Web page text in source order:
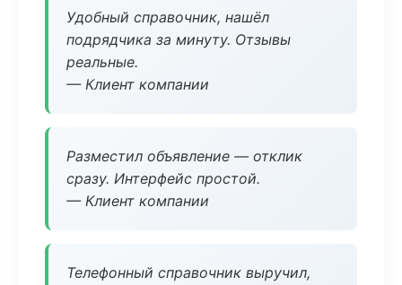
Удобный справочник, нашёл
подрядчика за минуту. Отзывы
реальные.
— Клиент компании
Разместил объявление — отклик
сразу. Интерфейс простой.
— Клиент компании
Телефонный справочник выручил,